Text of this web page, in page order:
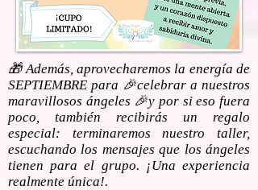
🎁 Además, aprovecharemos la energía de
SEPTIEMBRE para 🎉celebrar a nuestros
maravillosos ángeles 🎉y por si eso fuera
poco, también recibirás un regalo
especial: terminaremos nuestro taller,
escuchando los mensajes que los ángeles
tienen para el grupo. ¡Una experiencia
realmente única!.